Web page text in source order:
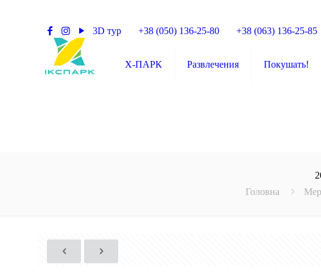
3D тур +38 (050) 136-25-80 +38 (063) 136-25-85
X-ПАРК Развлечения Покушать!
Головна